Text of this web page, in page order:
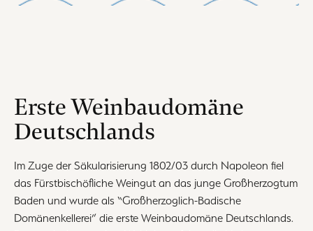
Erste Weinbaudomäne
Deutschlands
Im Zuge der Säkularisierung 1802/03 durch Napoleon fiel
das Fürstbischöfliche Weingut an das junge Großherzogtum
Baden und wurde als “Großherzoglich-Badische
Domänenkellerei” die erste Weinbaudomäne Deutschlands.